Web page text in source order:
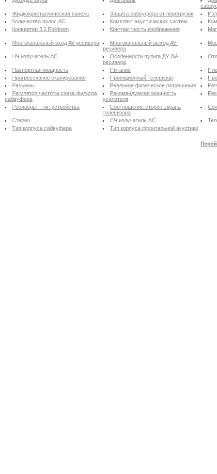
Жидкокристаллическая панель
Защита сабвуфера от перегрузок
Количество полос АС
Комплект акустических систем
Конвертер 3:2 Pulldown
Контрастность изображения
Многоканальный вход AV-ресивера
Многоканальный выход AV-
ресивера
НЧ излучатель АС
Особенности пульта ДУ AV-
ресивера
Паспортная мощность Питание
Прогрессивное сканирование
Проекционный телевизор
Разъемы
Реальное физическое разрешение
Регулятор частоты среза фильтра
сабвуфера
Рекомендуемая мощность
усилителя
Ресиверы - тип устройства
Соотношение сторон экрана
телевизора
Стерео СЧ излучатель АС
Тип корпуса сабвуфера
Тип корпуса фронтальной акустики